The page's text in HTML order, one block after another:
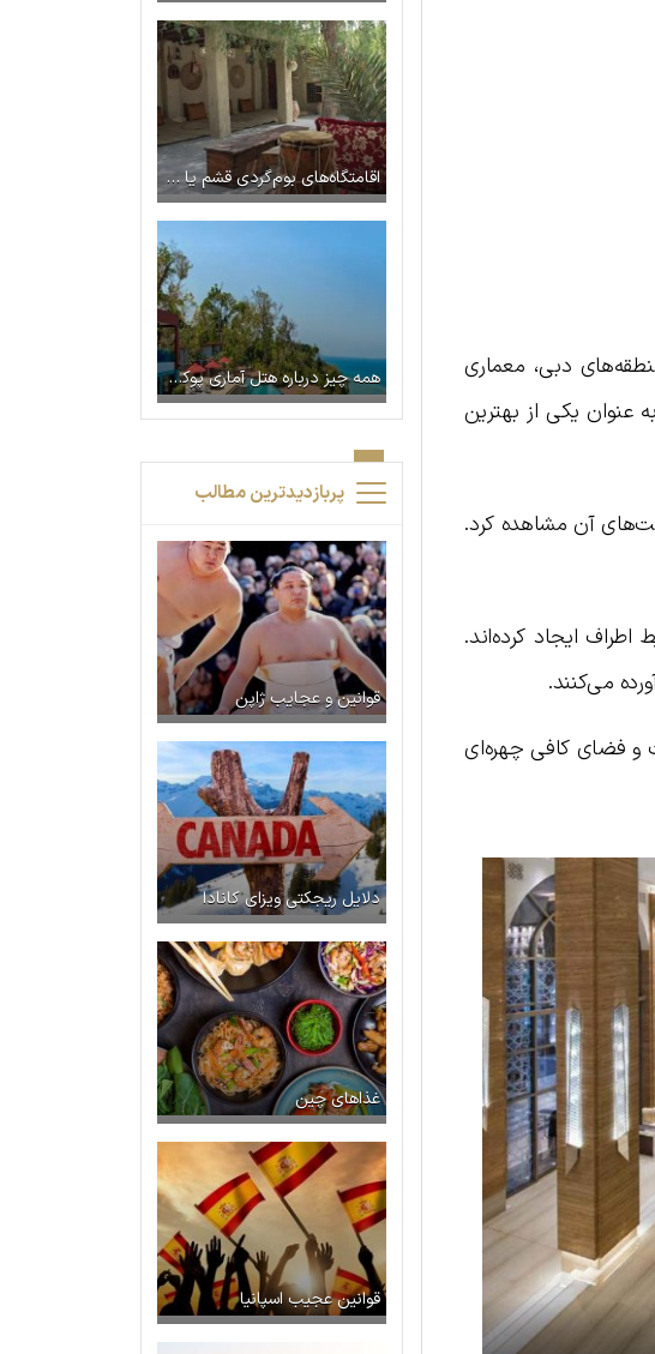
دبی، معماری
عنوان یکی از بهترین
آن مشاهده کرد.
ایجاد کرده‌اند.
می‌کنند.
و فضای کافی چهره‌ای
اقامتگاه‌های بوم‌گردی قشم یا هتل؟
همه چیز درباره هتل آماری پوکت | اقامتگاهی بهشتی در همسایگی دریای آندمان
پربازدیدترین مطالب
قوانین و عجایب ژاپن
دلایل ریجکتی ویزای کانادا
غذاهای چین
قوانین عجیب اسپانیا